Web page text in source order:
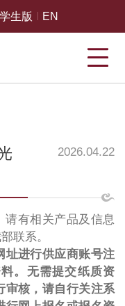
生版 EN
2026.04.22
请有相关产品及信息
联系。
址进行供应商账号注
。无需提交纸质资
审核，请自行关注系